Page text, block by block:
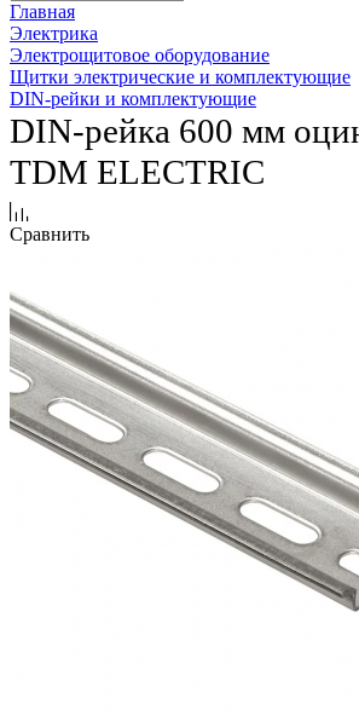
Главная
Электрика
Электрощитовое оборудование
Щитки электрические и комплектующие
DIN-рейки и комплектующие
DIN-рейка 600 мм
TDM ЕLECTRIC
Сравнить